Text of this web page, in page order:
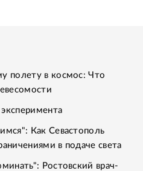
полету в космос: Что
Как Севастополь
в подаче света
Ростовский врач-